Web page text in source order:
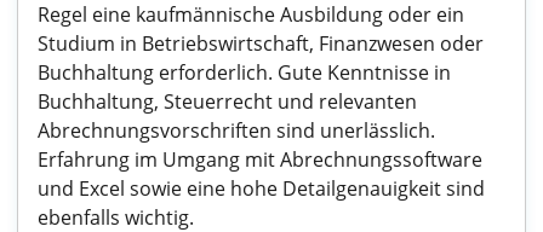
Regel eine kaufmännische Ausbildung oder ein
Studium in Betriebswirtschaft, Finanzwesen oder
Buchhaltung erforderlich. Gute Kenntnisse in
Buchhaltung, Steuerrecht und relevanten
Abrechnungsvorschriften sind unerlässlich.
Erfahrung im Umgang mit Abrechnungssoftware
und Excel sowie eine hohe Detailgenauigkeit sind
ebenfalls wichtig.